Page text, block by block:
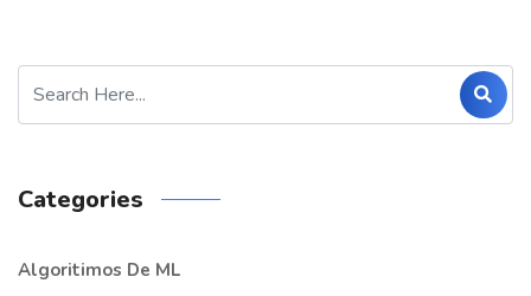
Categories
Algoritimos De ML